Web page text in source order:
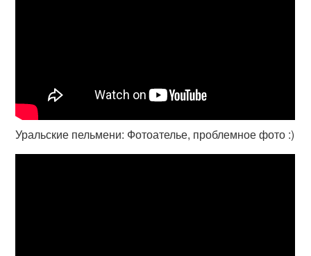
Уральские пельмени: Фотоателье, проблемное фото :)